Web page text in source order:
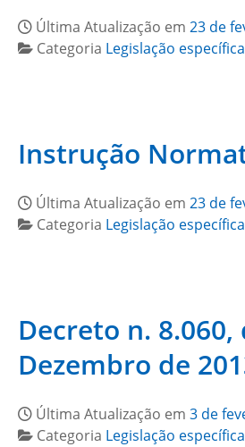
Última Atualização em 23 de
Categoria Legislação específica
Instrução
Última Atualização em 23 de
Categoria Legislação específica
Decreto n. 8.060,
Dezembro de
Última Atualização em 3 de
Categoria Legislação específica